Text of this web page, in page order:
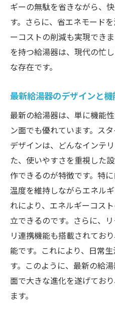
ギーの無駄を省きながら、
す。さらに、省エネモード
ーコストの削減も実現でき
を持つ給湯器は、現代の忙
な存在です。
最新給湯器のデザインと機
最新の給湯器は、単に機能
ン面でも優れています。ス
デザインは、どんなインテ
た、使いやすさを重視した
作できるのが特徴です。特
温度を維持しながらエネル
れにより、エネルギーコス
立できるのです。さらに、
リ連携機能も搭載されてお
能です。これにより、日常
す。このように、最新の給
面で大きな進化を遂げてお
ます。